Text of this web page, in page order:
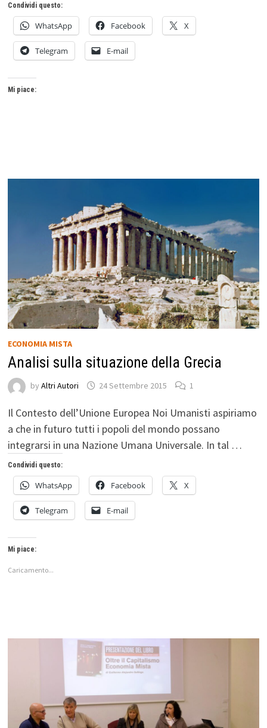
Condividi questo:
WhatsApp Facebook X
Telegram E-mail
Mi piace:
ECONOMIA MISTA
Analisi sulla situazione della Grecia
by Altri Autori 24 Settembre 2015 1
Il Contesto dell’Unione Europea Noi Umanisti aspiriamo
a che in futuro tutti i popoli del mondo possano
integrarsi in una Nazione Umana Universale. In tal …
Condividi questo:
WhatsApp Facebook X
Telegram E-mail
Mi piace:
Caricamento...